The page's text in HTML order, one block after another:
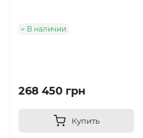
В наличии
268 450 грн
Купить